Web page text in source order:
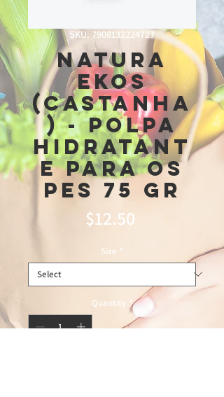
SKU: 7908132224727
Natura
Ekos
(Castanha
) - Polpa
Hidratant
e Para OS
Pes 75 gr
$12.50
Size *
Quantity *